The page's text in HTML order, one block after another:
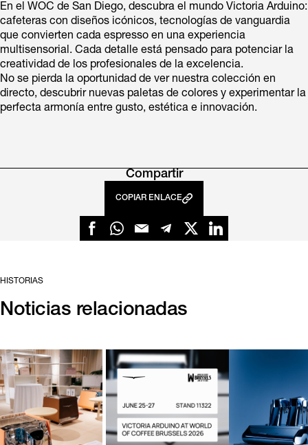
En el WOC de San Diego, descubra el mundo Victoria Arduino:
cafeteras con diseños icónicos, tecnologías de vanguardia
que convierten cada espresso en una experiencia
multisensorial. Cada detalle está pensado para potenciar la
creatividad de los profesionales de la excelencia.
No se pierda la oportunidad de ver nuestra colección en
directo, descubrir nuevas paletas de colores y experimentar la
perfecta armonía entre gusto, estética e innovación.
Compartir
COPIAR ENLACE
HISTORIAS
Noticias relacionadas